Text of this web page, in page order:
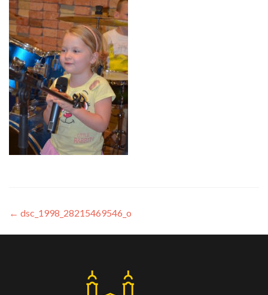
← dsc_1998_28215469546_o